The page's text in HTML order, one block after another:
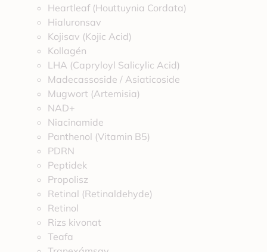
Heartleaf (Houttuynia Cordata)
Hialuronsav
Kojisav (Kojic Acid)
Kollagén
LHA (Capryloyl Salicylic Acid)
Madecassoside / Asiaticoside
Mugwort (Artemisia)
NAD+
Niacinamide
Panthenol (Vitamin B5)
PDRN
Peptidek
Propolisz
Retinal (Retinaldehyde)
Retinol
Rizs kivonat
Teafa